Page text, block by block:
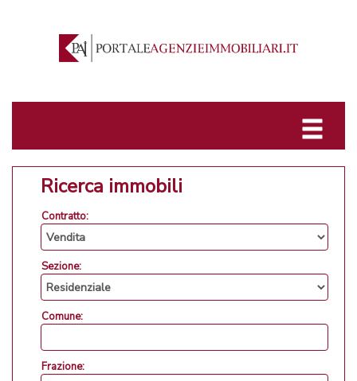
Ricerca immobili
Contratto:
Sezione:
Comune:
Frazione: